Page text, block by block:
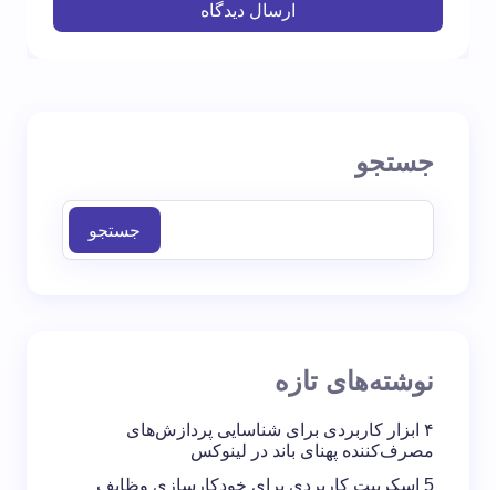
ارسال دیدگاه
جستجو
جستجو
نوشته‌های تازه
۴ ابزار کاربردی برای شناسایی پردازش‌های
مصرف‌کننده پهنای باند در لینوکس
5 اسکریپت کاربردی برای خودکارسازی وظایف